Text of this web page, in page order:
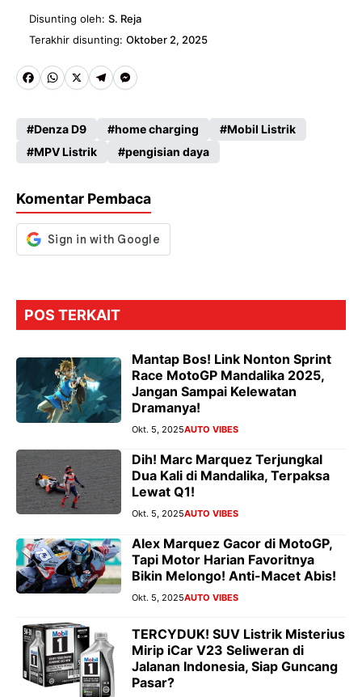
Disunting oleh: S. Reja
Terakhir disunting: Oktober 2, 2025
Fa
b
o
k
W
ts
A
p
X
Te
a
M
se
n
er
Denza D9 home charging
Mobil Listrik
MPV Listrik
pengisian daya
Komentar Pembaca
POS TERKAIT
Mantap Bos! Link Nonton Sprint
Race MotoGP Mandalika 2025,
Jangan Sampai Kelewatan
Dramanya!
Okt. 5, 2025AUTO VIBES
Dih! Marc Marquez Terjungkal
Dua Kali di Mandalika, Terpaksa
Lewat Q1!
Okt. 5, 2025AUTO VIBES
Alex Marquez Gacor di MotoGP,
Tapi Motor Harian Favoritnya
Bikin Melongo! Anti-Macet Abis!
Okt. 5, 2025AUTO VIBES
TERCYDUK! SUV Listrik Misterius
Mirip iCar V23 Seliweran di
Jalanan Indonesia, Siap Guncang
Pasar?